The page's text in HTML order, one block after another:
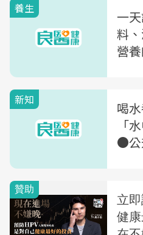
養生
一
料
營
新知
喝
「
●公